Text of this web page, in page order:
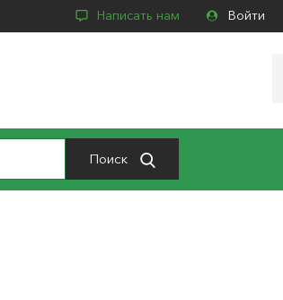
Написать нам Войти
Поиск